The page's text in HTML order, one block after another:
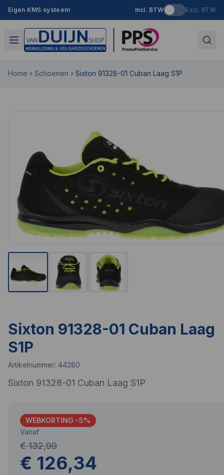
Eigen KMS systeem Incl. BTW Excl. BTW
Home Schoenen Sixton 91328-01 Cuban Laag S1P
Sixton 91328-01 Cuban Laag
S1P
Artikelnummer: 44280
Sixton 91328-01 Cuban Laag S1P
WEBKORTING -5%
Vanaf
€ 132,99
€ 126,34